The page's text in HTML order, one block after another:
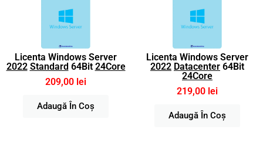
Licenta Windows Server
2022 Standard 64Bit 24Core
209,00 lei
Adaugă În Coș
Licenta Windows Server
2022 Datacenter 64Bit
24Core
219,00 lei
Adaugă În Coș